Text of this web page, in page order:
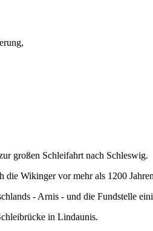
großen Schleifahrt nach Schleswig.
Wikinger vor mehr als 1200
- Arnis - und die Fundstelle
in Lindaunis.